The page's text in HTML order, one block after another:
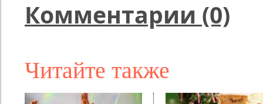
Комментарии (0)
Читайте также